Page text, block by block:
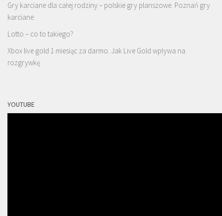
Gry karciane dla całej rodziny – polskie gry planszowe. Poznań gry
karciane
Lotto – co to takiego?
Xbox live gold 1 miesiąc za darmo. Jak Live Gold wpływa na
rozgrywkę
YOUTUBE